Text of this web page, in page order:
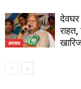
अपराध
देवघर